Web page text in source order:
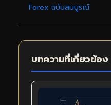
Forex ฉบับสมบูรณ์
บทความที่เกี่ยวข้อง